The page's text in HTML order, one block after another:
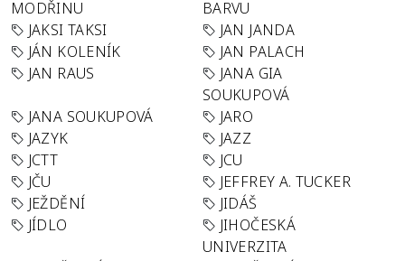
MODŘINU
BARVU
JAKSI TAKSI
JAN JANDA
JÁN KOLENÍK
JAN PALACH
JAN RAUS
JANA GIA
SOUKUPOVÁ
JANA SOUKUPOVÁ
JARO
JAZYK
JAZZ
JCTT
JCU
JČU
JEFFREY A. TUCKER
JEŽDĚNÍ
JIDÁŠ
JÍDLO
JIHOČESKÁ
UNIVERZITA